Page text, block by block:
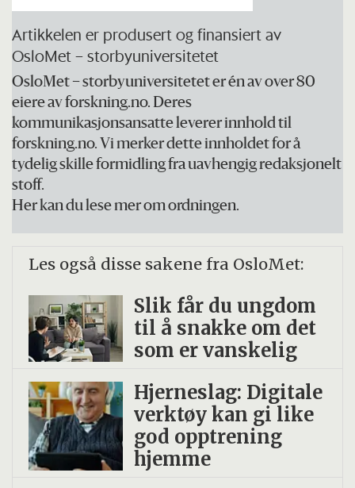
det norske samfunnet.
De bruker data fra norske registre og
kvalitative intervjuer med utvandrerne
for å kartlegge hvorfor de drar, hvilken
kompetanse de tar med seg, hvilken
inntekt og sysselsetting de har hatt i
Norge, og hvor i landet de har bodd.
bruke til å finne ut hvordan
det norske samfunnet, som aldring,
kompetansebehov og regionale og
økonomiske ulikheter.
Artikkelen er produsert og finansiert av
OsloMet – storbyuniversitetet
OsloMet – storbyuniversitetet er én av over 80
eiere av forskning.no. Deres
kommunikasjonsansatte leverer innhold til
forskning.no. Vi merker dette innholdet for å
tydelig skille formidling fra uavhengig redaksjonelt
stoff.
Her kan du lese mer om ordningen.
Les også disse sakene fra OsloMet:
Slik får du ungdom
til å snakke om det
som er vanskelig
Hjerneslag: Digitale
verktøy kan gi like
god opptrening
hjemme